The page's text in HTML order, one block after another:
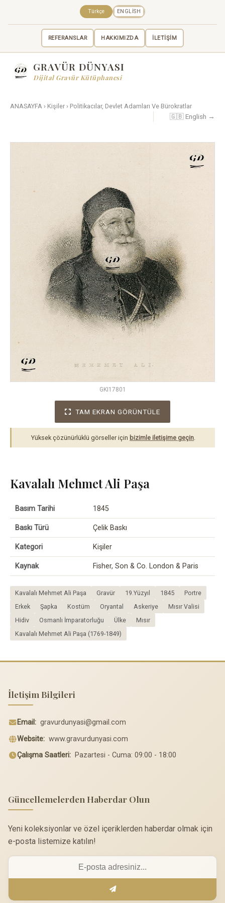
REFERANSLAR HAKKIMIZDA İLETİŞİM
Türkçe ENGLISH
GRAVÜR DÜNYASI
Dijital Gravür Kütüphanesi
ANASAYFA › Kişiler › Politikacılar, Devlet Adamları Ve Bürokratlar
🇬🇧 English →
GKI17801
TAM EKRAN GÖRÜNTÜLE
Yüksek çözünürlüklü görseller için bizimle iletişime geçin.
Kavalalı Mehmet Ali Paşa
Basım Tarihi 1845
Baskı Türü Çelik Baskı
Kategori Kişiler
Kaynak Fisher, Son & Co. London & Paris
Kavalalı Mehmet Ali Paşa Gravür 19.Yüzyıl 1845
Portre
Erkek
Şapka Kostüm Oryantal Askeriye
Mısır Valisi
Hidiv
Osmanlı İmparatorluğu Ülke
Mısır
Kavalalı Mehmet Ali Paşa (1769-1849)
İletişim Bilgileri
Email: gravurdunyasi@gmail.com
Website: www.gravurdunyasi.com
Çalışma Saatleri: Pazartesi - Cuma: 09:00 - 18:00
Güncellemelerden Haberdar Olun
Yeni koleksiyonlar ve özel içeriklerden haberdar olmak için
e-posta listemize katılın!